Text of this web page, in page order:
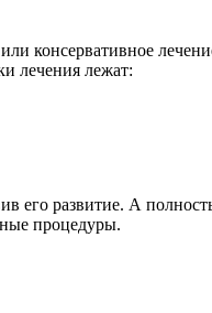
консервативное
лечения лежат:
развитие. А
процедуры.